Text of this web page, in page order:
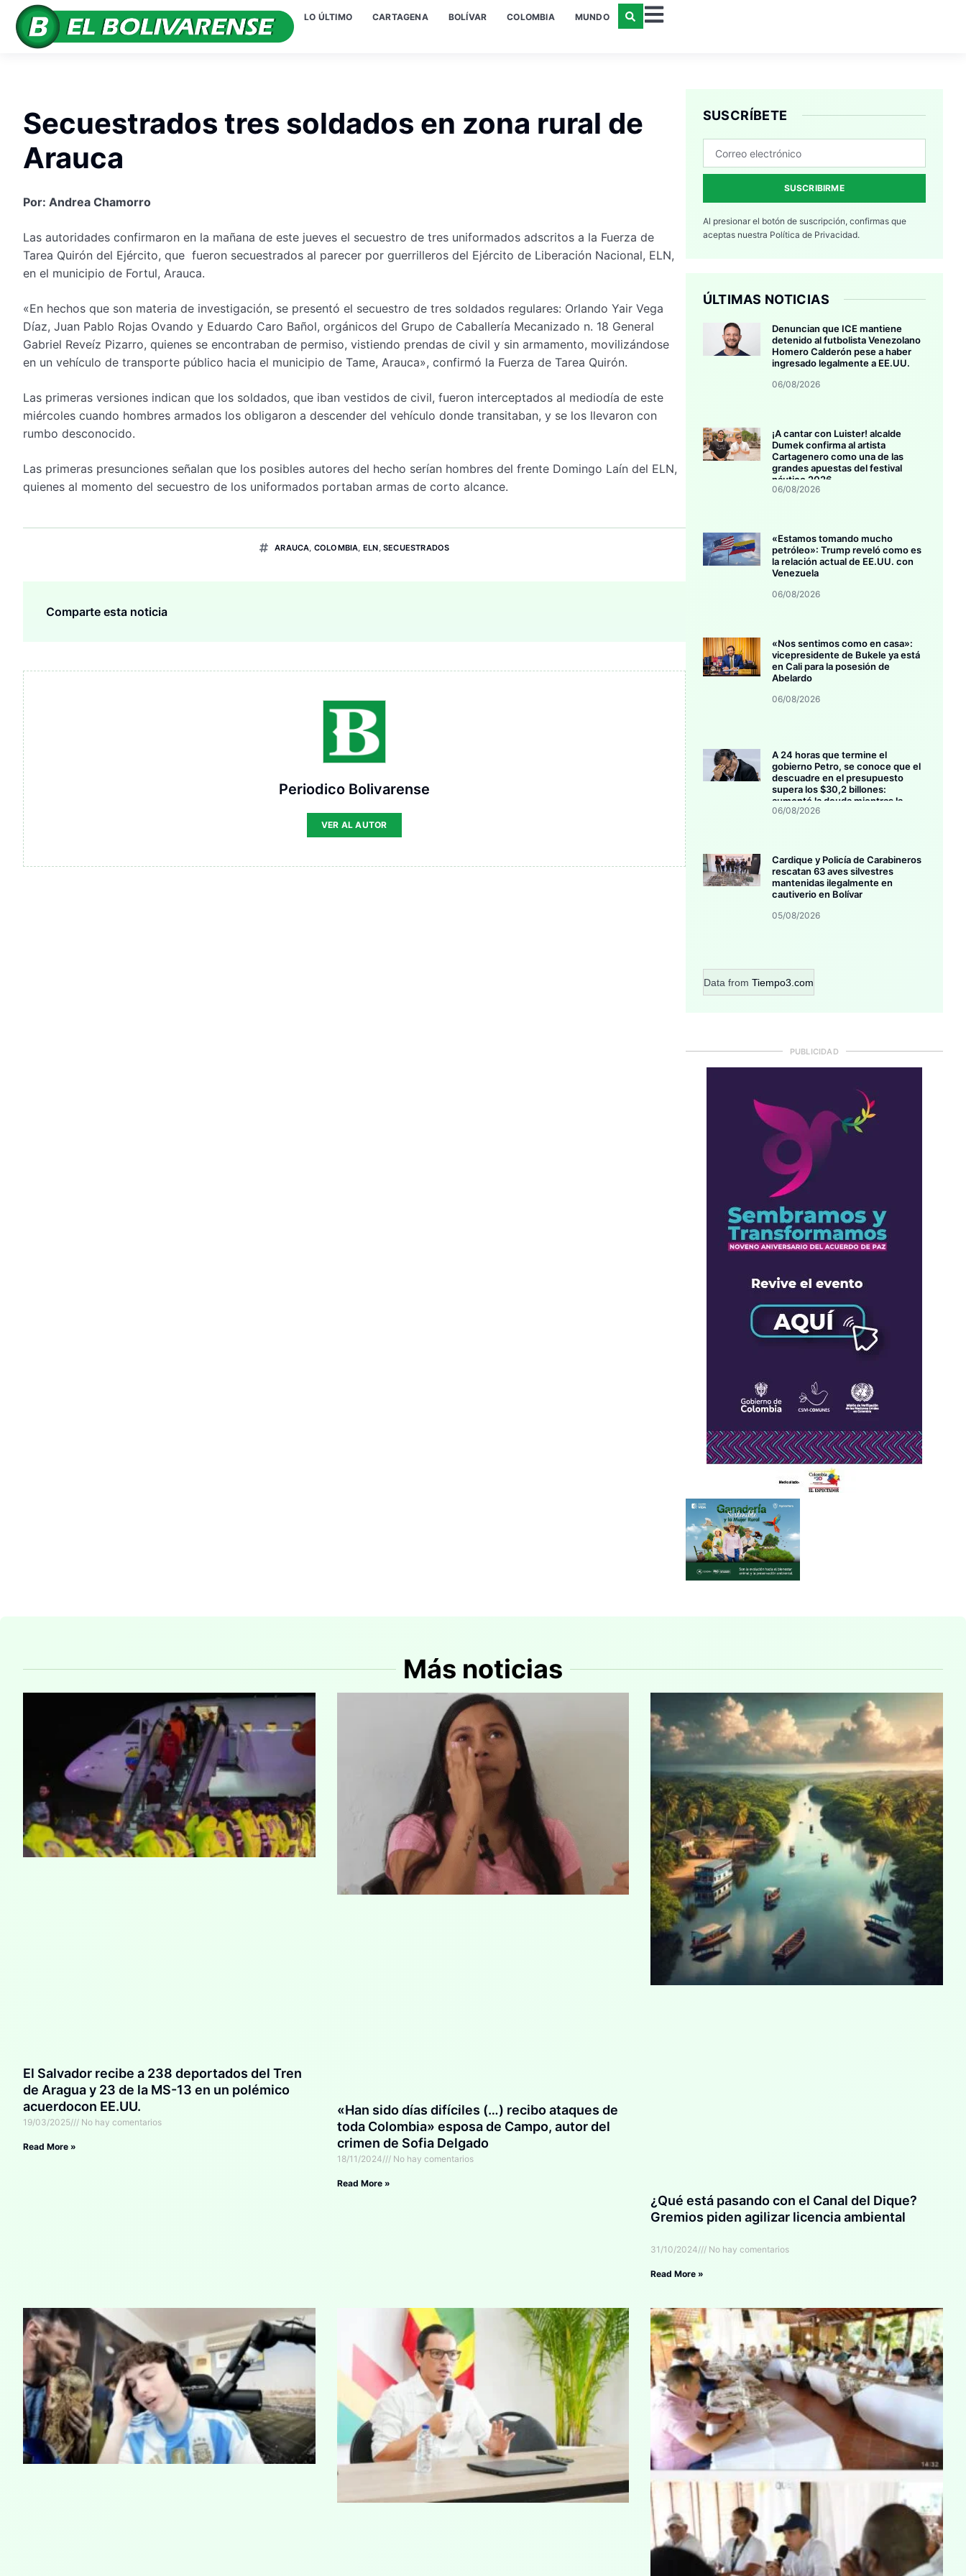
LO ÚLTIMO CARTAGENA BOLÍVAR COLOMBIA MUNDO
Secuestrados tres soldados en zona rural de
Arauca
Por: Andrea Chamorro
Las autoridades confirmaron en la mañana de este jueves el secuestro de tres uniformados adscritos a la Fuerza de
Tarea Quirón del Ejército, que fueron secuestrados al parecer por guerrilleros del Ejército de Liberación Nacional, ELN,
en el municipio de Fortul, Arauca.
«En hechos que son materia de investigación, se presentó el secuestro de tres soldados regulares: Orlando Yair Vega
Díaz, Juan Pablo Rojas Ovando y Eduardo Caro Bañol, orgánicos del Grupo de Caballería Mecanizado n. 18 General
Gabriel Reveíz Pizarro, quienes se encontraban de permiso, vistiendo prendas de civil y sin armamento, movilizándose
en un vehículo de transporte público hacia el municipio de Tame, Arauca», confirmó la Fuerza de Tarea Quirón.
Las primeras versiones indican que los soldados, que iban vestidos de civil, fueron interceptados al mediodía de este
miércoles cuando hombres armados los obligaron a descender del vehículo donde transitaban, y se los llevaron con
rumbo desconocido.
Las primeras presunciones señalan que los posibles autores del hecho serían hombres del frente Domingo Laín del ELN,
quienes al momento del secuestro de los uniformados portaban armas de corto alcance.
ARAUCA, COLOMBIA, ELN, SECUESTRADOS
Comparte esta noticia
Periodico Bolivarense
VER AL AUTOR
SUSCRÍBETE
SUSCRIBIRME
Al presionar el botón de suscripción, confirmas que
aceptas nuestra Política de Privacidad.
ÚLTIMAS NOTICIAS
Denuncian que ICE mantiene
detenido al futbolista Venezolano
Homero Calderón pese a haber
ingresado legalmente a EE.UU.
06/08/2026
¡A cantar con Luister! alcalde
Dumek confirma al artista
Cartagenero como una de las
grandes apuestas del festival
náutico 2026
06/08/2026
«Estamos tomando mucho
petróleo»: Trump reveló como es
la relación actual de EE.UU. con
Venezuela
06/08/2026
«Nos sentimos como en casa»:
vicepresidente de Bukele ya está
en Cali para la posesión de
Abelardo
06/08/2026
A 24 horas que termine el
gobierno Petro, se conoce que el
descuadre en el presupuesto
supera los $30,2 billones:
aumentó la deuda mientras la
inversión se estanca
06/08/2026
Cardique y Policía de Carabineros
rescatan 63 aves silvestres
mantenidas ilegalmente en
cautiverio en Bolívar
05/08/2026
Data from Tiempo3.com
PUBLICIDAD
Más noticias
El Salvador recibe a 238 deportados del Tren
de Aragua y 23 de la MS-13 en un polémico
acuerdocon EE.UU.
19/03/2025 No hay comentarios
Read More »
«Han sido días difíciles (…) recibo ataques de
toda Colombia» esposa de Campo, autor del
crimen de Sofia Delgado
18/11/2024 No hay comentarios
Read More »
¿Qué está pasando con el Canal del Dique?
Gremios piden agilizar licencia ambiental
31/10/2024 No hay comentarios
Read More »